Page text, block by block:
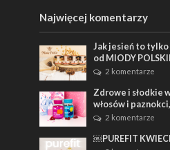
Najwięcej komentarzy
Jak jesień to tylko
od MIODY
2 komentarze
Zdrowe i słodkie
włosów i
2 komentarze
￼PUREFIT